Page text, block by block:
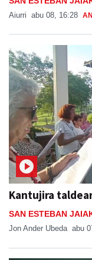
Aiurri abu 08, 16:28
Kantujira
SAN ESTEBAN
Jon Ander Ubeda abu